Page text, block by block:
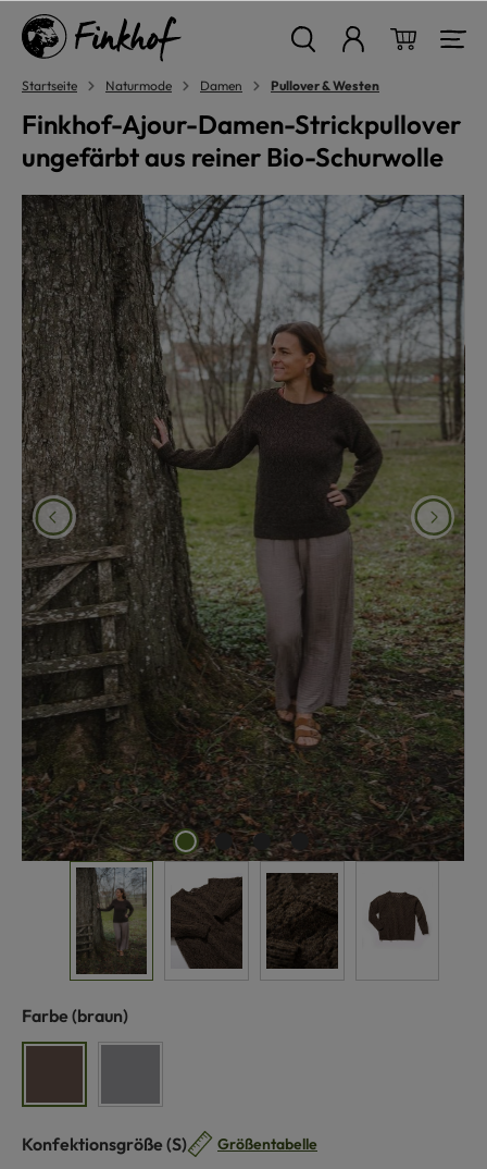
springen
Startseite Naturmode Damen Pullover & Westen
Finkhof-Ajour-Damen-Strickpullover
ungefärbt aus reiner Bio-Schurwolle
Bildergalerie überspringen
Farbe auswählen
(braun)
Konfektionsgröße auswählen
(S) Größentabelle